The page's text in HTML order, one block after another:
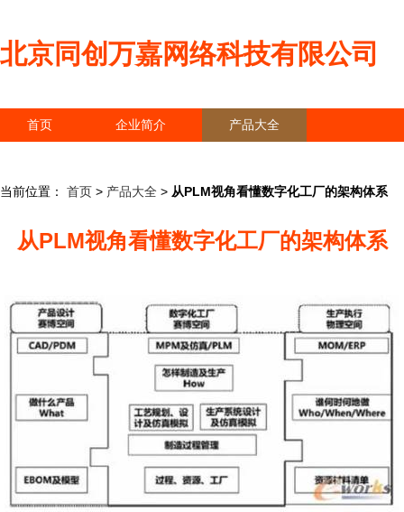
北京同创万嘉网络科技有限公司
首页 企业简介 产品大全
当前位置： 首页 > 产品大全 > 从PLM视角看懂数字化工厂的架构体系
从PLM视角看懂数字化工厂的架构体系